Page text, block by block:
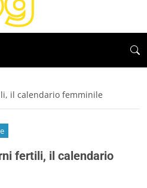
il calendario femminile
fertili, il calendario